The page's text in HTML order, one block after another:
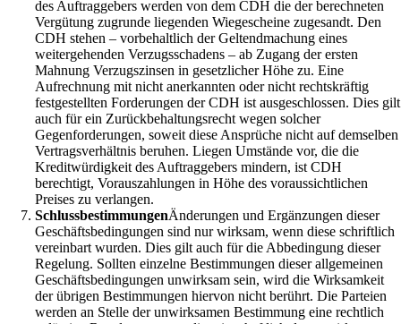
des Auftraggebers werden von dem CDH die der berechneten
Vergütung zugrunde liegenden Wiegescheine zugesandt. Den
CDH stehen – vorbehaltlich der Geltendmachung eines
weitergehenden Verzugsschadens – ab Zugang der ersten
Mahnung Verzugszinsen in gesetzlicher Höhe zu. Eine
Aufrechnung mit nicht anerkannten oder nicht rechtskräftig
festgestellten Forderungen der CDH ist ausgeschlossen. Dies gilt
auch für ein Zurückbehaltungsrecht wegen solcher
Gegenforderungen, soweit diese Ansprüche nicht auf demselben
Vertragsverhältnis beruhen. Liegen Umstände vor, die die
Kreditwürdigkeit des Auftraggebers mindern, ist CDH
berechtigt, Vorauszahlungen in Höhe des voraussichtlichen
Preises zu verlangen.
SchlussbestimmungenÄnderungen und Ergänzungen dieser
Geschäftsbedingungen sind nur wirksam, wenn diese schriftlich
vereinbart wurden. Dies gilt auch für die Abbedingung dieser
Regelung. Sollten einzelne Bestimmungen dieser allgemeinen
Geschäftsbedingungen unwirksam sein, wird die Wirksamkeit
der übrigen Bestimmungen hiervon nicht berührt. Die Parteien
werden an Stelle der unwirksamen Bestimmung eine rechtlich